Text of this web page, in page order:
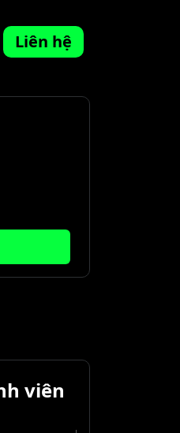
Liên hệ
viên